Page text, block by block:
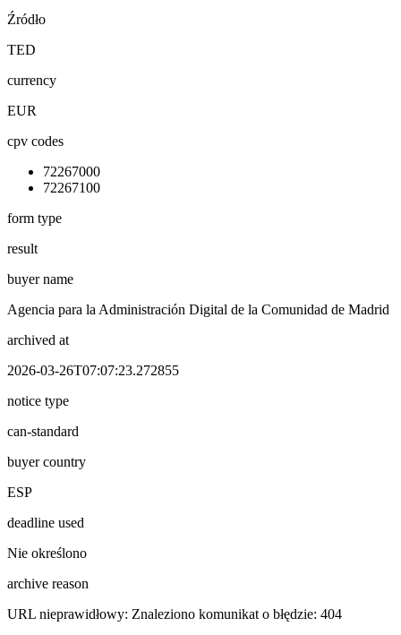
Źródło
TED
currency
EUR
cpv codes
72267000
72267100
form type
result
buyer name
Agencia para la Administración Digital de la Comunidad de Madrid
archived at
2026-03-26T07:07:23.272855
notice type
can-standard
buyer country
ESP
deadline used
Nie określono
archive reason
URL nieprawidłowy: Znaleziono komunikat o błędzie: 404